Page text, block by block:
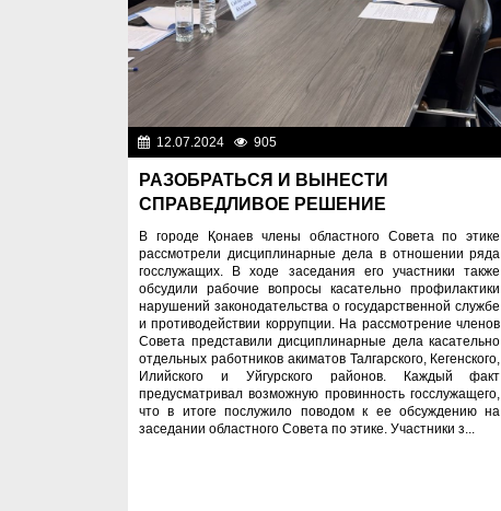
12.07.2024 905
РАЗОБРАТЬСЯ И ВЫНЕСТИ
СПРАВЕДЛИВОЕ РЕШЕНИЕ
В городе Қонаев члены областного Совета по этике
рассмотрели дисциплинарные дела в отношении ряда
госслужащих. В ходе заседания его участники также
обсудили рабочие вопросы касательно профилактики
нарушений законодательства о государственной службе
и противодействии коррупции. На рассмотрение членов
Совета представили дисциплинарные дела касательно
отдельных работников акиматов Талгарского, Кегенского,
Илийского и Уйгурского районов. Каждый факт
предусматривал возможную провинность госслужащего,
что в итоге послужило поводом к ее обсуждению на
заседании областного Совета по этике. Участники з...